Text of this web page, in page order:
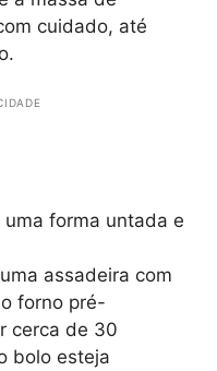
cuidado, até
forma untada e
assadeira com
forno pré-
cerca de 30
bolo esteja